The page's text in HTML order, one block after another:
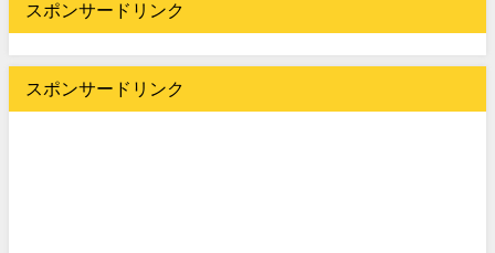
スポンサードリンク
スポンサードリンク